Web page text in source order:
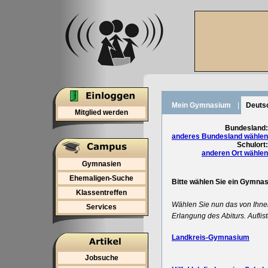
Mitglied werden
Gymnasien
Ehemaligen-Suche
Klassentreffen
Services
Jobsuche
Mein Gymnasium
Bundesland:
anderes Bundesland wählen
Schulort:
anderen Ort wählen
Bitte wählen Sie ein
Wählen Sie nun das von
Erlangung des Abiturs.
Landkreis-Gymnasium